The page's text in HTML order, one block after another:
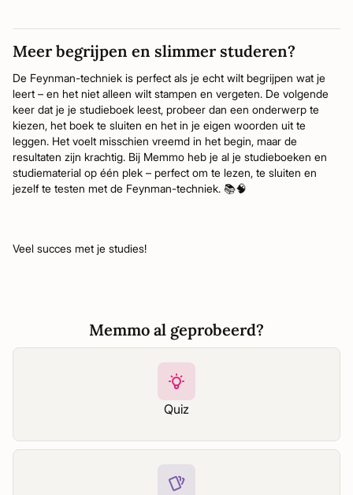
Meer begrijpen en slimmer studeren?
De Feynman-techniek is perfect als je echt wilt begrijpen wat je
leert – en het niet alleen wilt stampen en vergeten. De volgende
keer dat je je studieboek leest, probeer dan een onderwerp te
kiezen, het boek te sluiten en het in je eigen woorden uit te
leggen. Het voelt misschien vreemd in het begin, maar de
resultaten zijn krachtig. Bij Memmo heb je al je studieboeken en
studiematerial op één plek – perfect om te lezen, te sluiten en
jezelf te testen met de Feynman-techniek. 📚🧠
Veel succes met je studies!
Memmo al geprobeerd?
Quiz